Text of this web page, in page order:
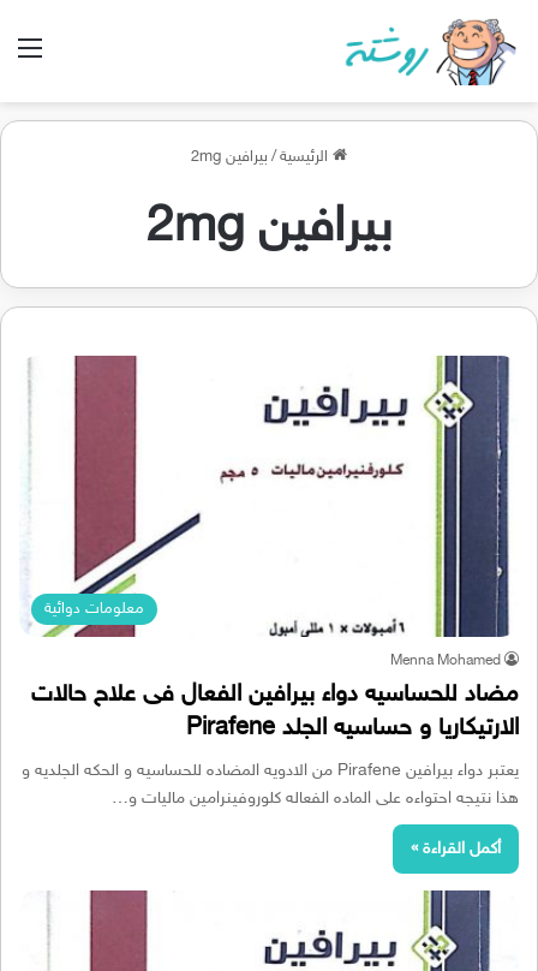
الرئيسية/ بيرافين 2mg
بيرافين 2mg
معلومات دوائية
Menna Mohamed
مضاد للحساسيه دواء بيرافين الفعال فى علاح حالات
الارتيكاريا و حساسيه الجلد Pirafene
يعتبر دواء بيرافين Pirafene من الادويه المضاده للحساسيه و الحكه الجلديه و
هذا نتيجه احتواءه على الماده الفعاله كلوروفينرامين ماليات و…
أكمل القراءة »